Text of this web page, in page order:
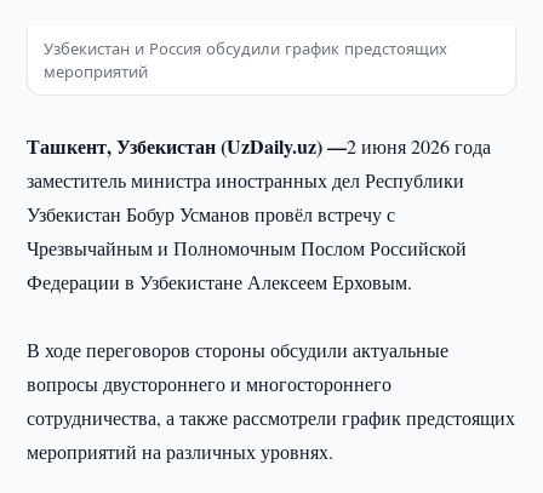
Узбекистан и Россия обсудили график предстоящих
мероприятий
Ташкент, Узбекистан (UzDaily.uz) —2 июня 2026 года
заместитель министра иностранных дел Республики
Узбекистан Бобур Усманов провёл встречу с
Чрезвычайным и Полномочным Послом Российской
Федерации в Узбекистане Алексеем Ерховым.
В ходе переговоров стороны обсудили актуальные
вопросы двустороннего и многостороннего
сотрудничества, а также рассмотрели график предстоящих
мероприятий на различных уровнях.